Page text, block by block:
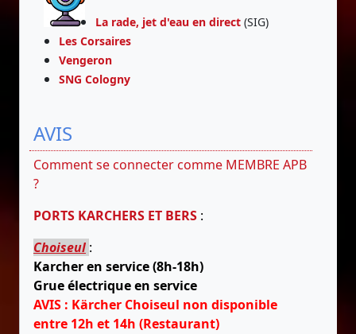
La rade, jet d'eau en direct(SIG)
Les Corsaires
Vengeron
SNG Cologny
AVIS
Comment se connecter comme MEMBRE APB
?
PORTS KARCHERS ET BERS :
Choiseul :
Karcher en service (8h-18h)
Grue électrique en service
AVIS : Kärcher Choiseul non disponible
entre 12h et 14h (Restaurant)